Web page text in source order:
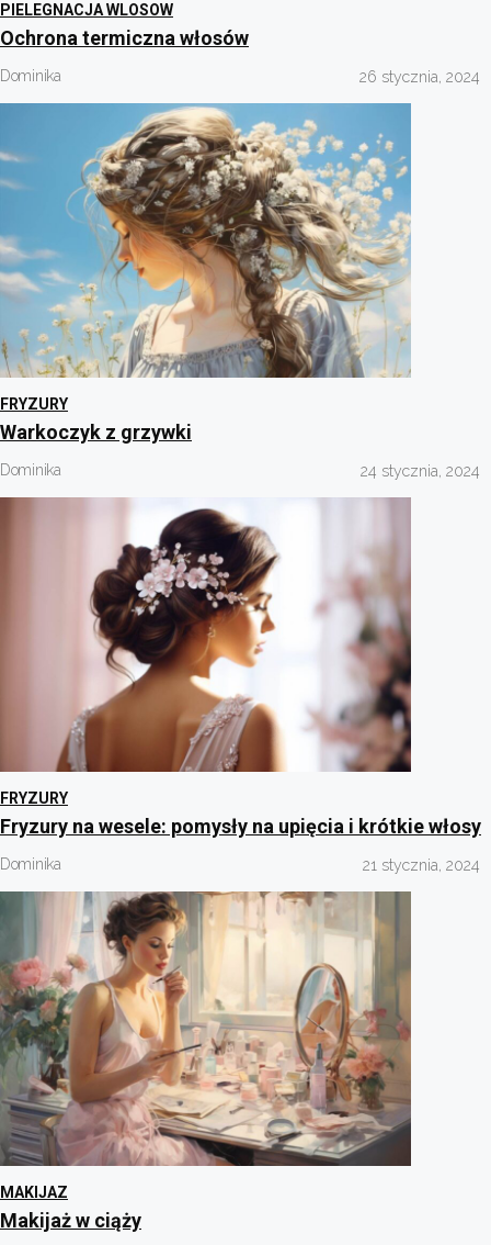
PIELEGNACJA WLOSOW
Ochrona termiczna włosów
Dominika 26 stycznia, 2024
FRYZURY
Warkoczyk z grzywki
Dominika 24 stycznia, 2024
FRYZURY
Fryzury na wesele: pomysły na upięcia i krótkie włosy
Dominika 21 stycznia, 2024
MAKIJAZ
Makijaż w ciąży